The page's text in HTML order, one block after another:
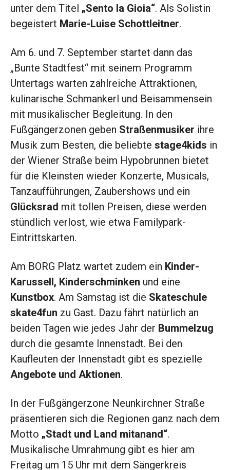
unter dem Titel „Sento la Gioia“. Als Solistin
begeistert Marie-Luise Schottleitner.
Am 6. und 7. September startet dann das
„Bunte Stadtfest“ mit seinem Programm
Untertags warten zahlreiche Attraktionen,
kulinarische Schmankerl und Beisammensein
mit musikalischer Begleitung. In den
Fußgängerzonen geben Straßenmusiker ihre
Musik zum Besten, die beliebte stage4kids in
der Wiener Straße beim Hypobrunnen bietet
für die Kleinsten wieder Konzerte, Musicals,
Tanzaufführungen, Zaubershows und ein
Glücksrad mit tollen Preisen, diese werden
stündlich verlost, wie etwa Familypark-
Eintrittskarten.
Am BORG Platz wartet zudem ein Kinder-
Karussell, Kinderschminken und eine
Kunstbox. Am Samstag ist die Skateschule
skate4fun zu Gast. Dazu fährt natürlich an
beiden Tagen wie jedes Jahr der Bummelzug
durch die gesamte Innenstadt. Bei den
Kaufleuten der Innenstadt gibt es spezielle
Angebote und Aktionen.
In der Fußgängerzone Neunkirchner Straße
präsentieren sich die Regionen ganz nach dem
Motto „Stadt und Land mitanand“.
Musikalische Umrahmung gibt es hier am
Freitag um 15 Uhr mit dem Sängerkreis